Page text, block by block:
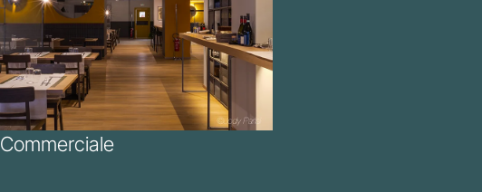
Commerciale